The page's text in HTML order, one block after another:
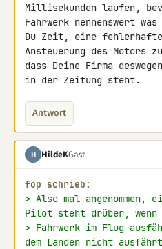
Millisekunden laufen,
Fahrwerk nennenswert
Du Zeit, eine fehlerhafte
Ansteuerung des Motors
dass Deine Firma deswegen
in der Zeitung steht.
Antwort
H HildeKGast
fop schrieb:
> Also mal angenommen,
Pilot steht drüber, wenn
> Fahrwerk im Flug
dem Landen nicht